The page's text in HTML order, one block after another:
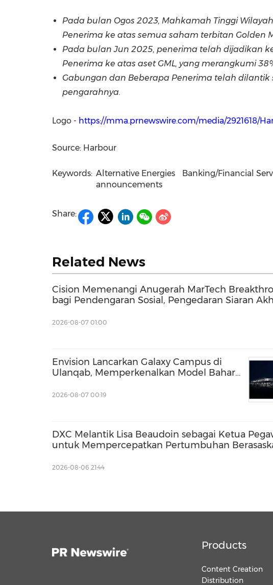
Pada bulan Ogos 2023, Mahkamah Tinggi
Penerima ke atas semua saham terbitan Golden
Pada bulan Jun 2025, penerima telah dijadikan
Penerima ke atas aset GML, yang merangkumi
Gabungan dan Beberapa Penerima telah
pengarahnya.
Logo - https://mma.prnewswire.com/media/2921618/
Source: Harbour
Keywords: Alternative Energies Banking/Financial
announcements
Share:
Related News
Cision Memenangi Anugerah MarTech
bagi Pendengaran Sosial, Pengedaran Siaran
2026-08-07 01:00
Envision Lancarkan Galaxy Campus di
Ulanqab, Memperkenalkan Model Baharu
2026-08-07 00:19
DXC Melantik Lisa Beaudoin sebagai Ketua
untuk Mempercepatkan Pertumbuhan
2026-08-06 21:44
Products
Content Creation
Distribution